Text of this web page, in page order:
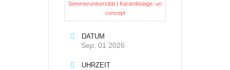
Sommeruniversität | Karambolage: un
concept
DATUM
Sep. 01 2026
UHRZEIT